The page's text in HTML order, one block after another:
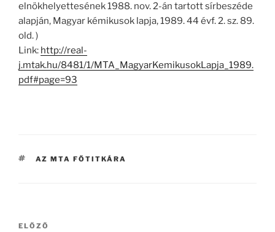
elnökhelyettesének 1988. nov. 2-án tartott sírbeszéde
alapján, Magyar kémikusok lapja, 1989. 44 évf. 2. sz. 89.
old. )
Link: http://real-
j.mtak.hu/8481/1/MTA_MagyarKemikusokLapja_1989.
pdf#page=93
CÍMKÉK
AZ MTA FŐTITKÁRA
Bejegyzés
Korábbi
ELŐZŐ